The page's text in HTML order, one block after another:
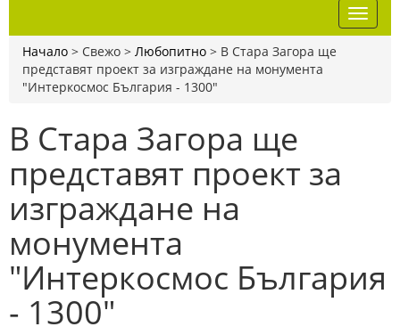
Начало > Свежо > Любопитно > В Стара Загора ще
представят проект за изграждане на монумента
"Интеркосмос България - 1300"
В Стара Загора ще
представят проект за
изграждане на
монумента
"Интеркосмос България
- 1300"